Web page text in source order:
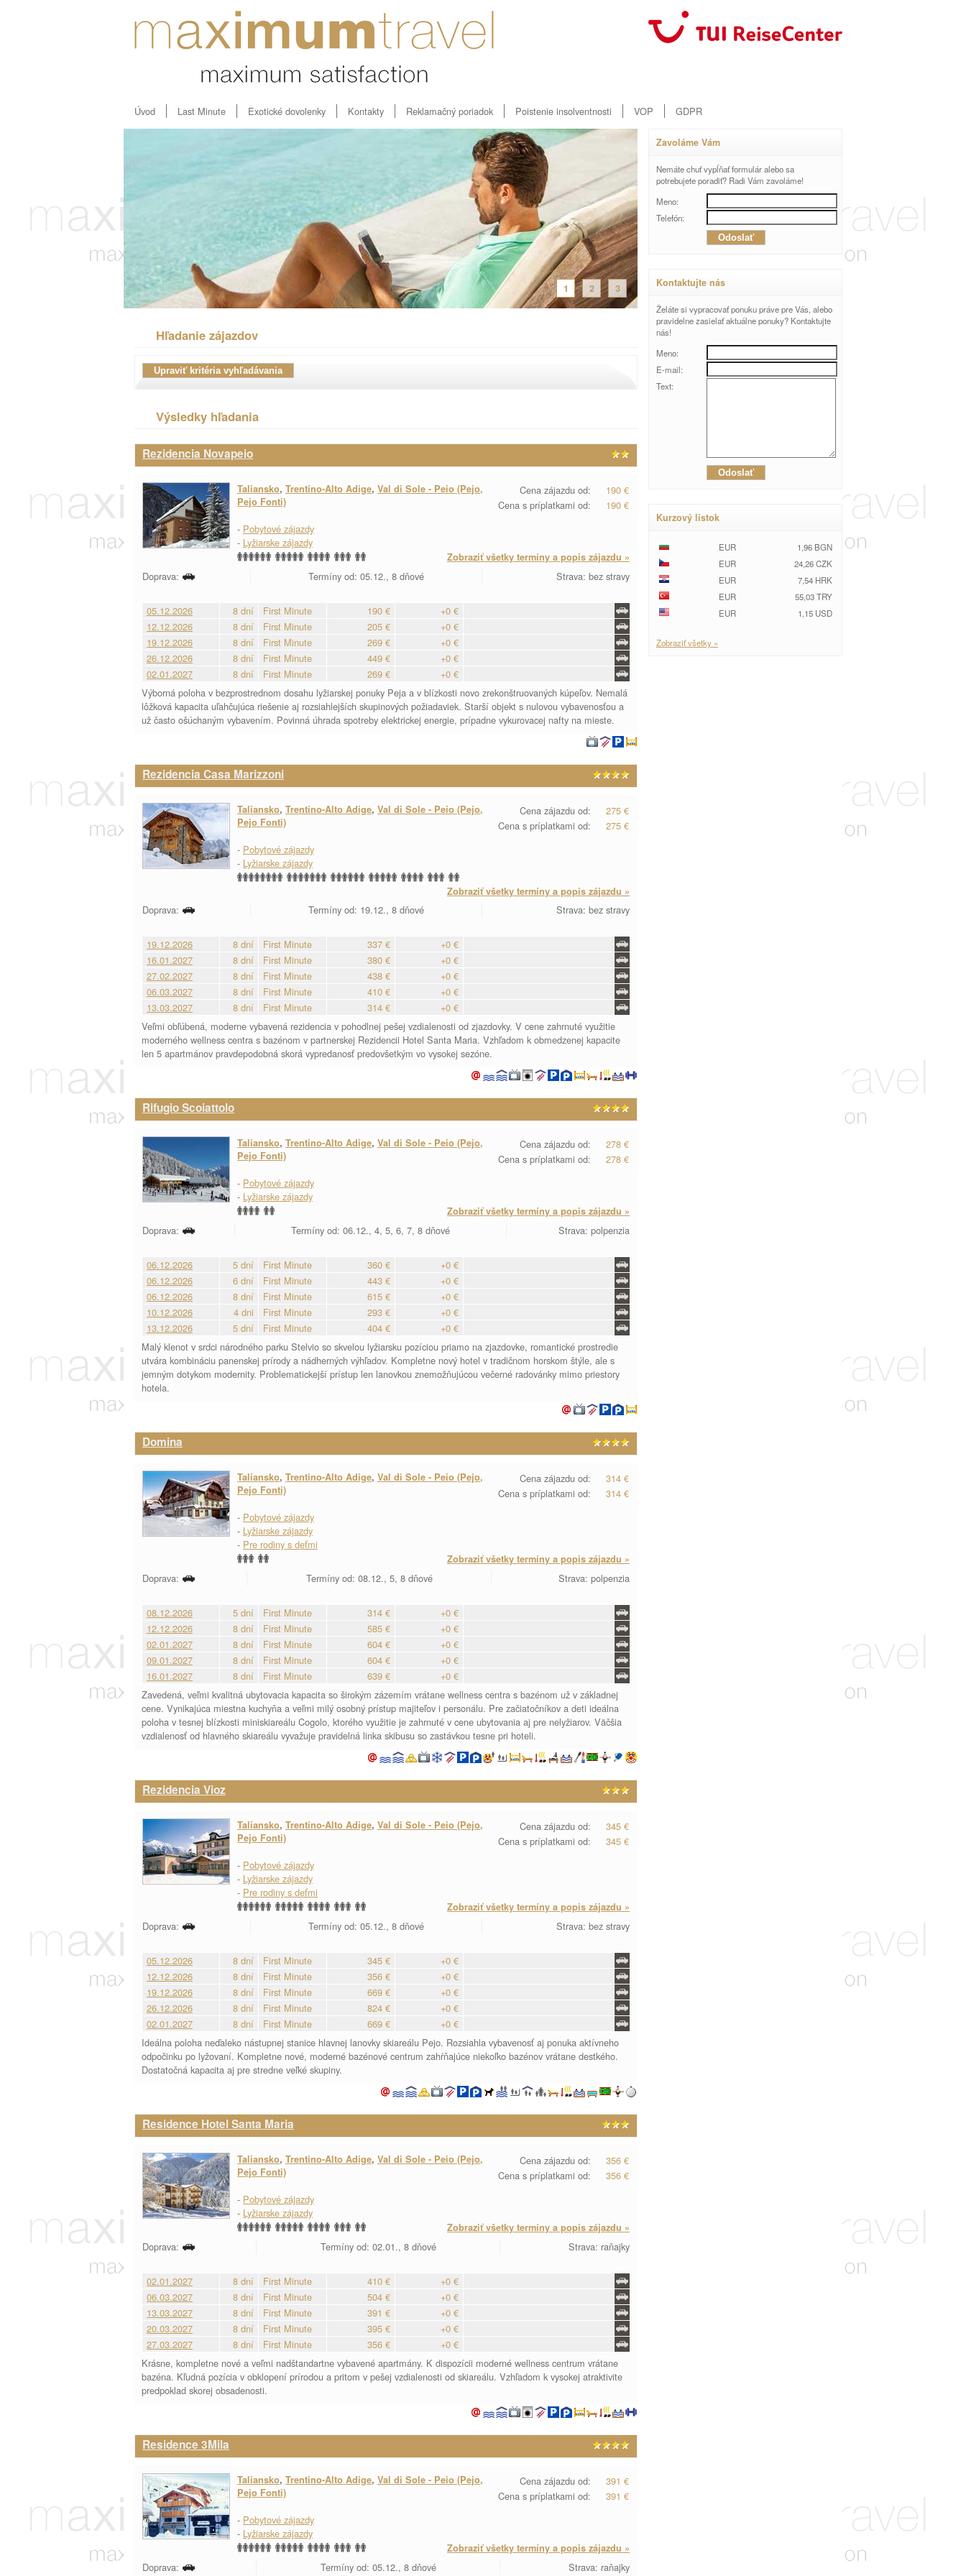
Úvod Last Minute Exotické dovolenky Kontakty Reklamačný poriadok Poistenie insolventnosti VOP GDPR
1 2 3
Hľadanie zájazdov
Výsledky hľadania
Rezidencia Novapeio
Cena zájazdu od:
190 €
Cena s príplatkami od:
190 €
Taliansko, Trentino-Alto Adige, Val di Sole - Peio (Pejo,
Pejo Fonti)
- Pobytové zájazdy
- Lyžiarske zájazdy
Zobraziť všetky termíny a popis zájazdu »
Doprava: Termíny od: 05.12., 8 dňové Strava: bez stravy
05.12.2026 8 dní First Minute 190 €
+0 €
12.12.2026
8 dní First Minute 205 €
+0 €
19.12.2026
8 dní First Minute 269 €
+0 €
26.12.2026
8 dní First Minute 449 €
+0 €
02.01.2027
8 dní First Minute 269 €
+0 €
Výborná poloha v bezprostrednom dosahu lyžiarskej ponuky Peja a v blízkosti novo zrekonštruovaných kúpeľov. Nemalá
lôžková kapacita uľahčujúca riešenie aj rozsiahlejších skupinových požiadaviek. Starší objekt s nulovou vybavenosťou a
už často ošúchaným vybavením. Povinná úhrada spotreby elektrickej energie, prípadne vykurovacej nafty na mieste.
Rezidencia Casa Marizzoni
Cena zájazdu od:
275 €
Cena s príplatkami od:
275 €
Taliansko, Trentino-Alto Adige, Val di Sole - Peio (Pejo,
Pejo Fonti)
- Pobytové zájazdy
- Lyžiarske zájazdy
Zobraziť všetky termíny a popis zájazdu »
Doprava: Termíny od: 19.12., 8 dňové Strava: bez stravy
19.12.2026 8 dní First Minute 337 €
+0 €
16.01.2027
8 dní First Minute 380 €
+0 €
27.02.2027
8 dní First Minute 438 €
+0 €
06.03.2027
8 dní First Minute 410 €
+0 €
13.03.2027
8 dní First Minute 314 €
+0 €
Veľmi obľúbená, moderne vybavená rezidencia v pohodlnej pešej vzdialenosti od zjazdovky. V cene zahrnuté využitie
moderného wellness centra s bazénom v partnerskej Rezidencii Hotel Santa Maria. Vzhľadom k obmedzenej kapacite
len 5 apartmánov pravdepodobná skorá vypredanosť predovšetkým vo vysokej sezóne.
Rifugio Scoiattolo
Cena zájazdu od:
278 €
Cena s príplatkami od:
278 €
Taliansko, Trentino-Alto Adige, Val di Sole - Peio (Pejo,
Pejo Fonti)
- Pobytové zájazdy
- Lyžiarske zájazdy
Zobraziť všetky termíny a popis zájazdu »
Doprava: Termíny od: 06.12., 4, 5, 6, 7, 8 dňové Strava: polpenzia
06.12.2026 5 dní First Minute 360 €
+0 €
06.12.2026
6 dní First Minute 443 €
+0 €
06.12.2026
8 dní First Minute 615 €
+0 €
10.12.2026
4 dni First Minute 293 €
+0 €
13.12.2026
5 dní First Minute 404 €
+0 €
Malý klenot v srdci národného parku Stelvio so skvelou lyžiarsku pozíciou priamo na zjazdovke, romantické prostredie
utvára kombináciu panenskej prírody a nádherných výhľadov. Kompletne nový hotel v tradičnom horskom štýle, ale s
jemným dotykom modernity. Problematickejší prístup len lanovkou znemožňujúcou večerné radovánky mimo priestory
hotela.
Domina
Cena zájazdu od:
314 €
Cena s príplatkami od:
314 €
Taliansko, Trentino-Alto Adige, Val di Sole - Peio (Pejo,
Pejo Fonti)
- Pobytové zájazdy
- Lyžiarske zájazdy
- Pre rodiny s deťmi
Zobraziť všetky termíny a popis zájazdu »
Doprava: Termíny od: 08.12., 5, 8 dňové Strava: polpenzia
08.12.2026 5 dní First Minute 314 €
+0 €
12.12.2026
8 dní First Minute 585 €
+0 €
02.01.2027
8 dní First Minute 604 €
+0 €
09.01.2027
8 dní First Minute 604 €
+0 €
16.01.2027
8 dní First Minute 639 €
+0 €
Zavedená, veľmi kvalitná ubytovacia kapacita so širokým zázemím vrátane wellness centra s bazénom už v základnej
cene. Vynikajúca miestna kuchyňa a veľmi milý osobný prístup majiteľov i personálu. Pre začiatočníkov a deti ideálna
poloha v tesnej blízkosti miniskiareálu Cogolo, ktorého využitie je zahrnuté v cene ubytovania aj pre nelyžiarov. Väčšia
vzdialenosť od hlavného skiareálu vyvažuje pravidelná linka skibusu so zastávkou tesne pri hoteli.
Rezidencia Vioz
Cena zájazdu od:
345 €
Cena s príplatkami od:
345 €
Taliansko, Trentino-Alto Adige, Val di Sole - Peio (Pejo,
Pejo Fonti)
- Pobytové zájazdy
- Lyžiarske zájazdy
- Pre rodiny s deťmi
Zobraziť všetky termíny a popis zájazdu »
Doprava: Termíny od: 05.12., 8 dňové Strava: bez stravy
05.12.2026 8 dní First Minute 345 €
+0 €
12.12.2026
8 dní First Minute 356 €
+0 €
19.12.2026
8 dní First Minute 669 €
+0 €
26.12.2026
8 dní First Minute 824 €
+0 €
02.01.2027
8 dní First Minute 669 €
+0 €
Ideálna poloha neďaleko nástupnej stanice hlavnej lanovky skiareálu Pejo. Rozsiahla vybavenosť aj ponuka aktívneho
odpočinku po lyžovaní. Kompletne nové, moderné bazénové centrum zahŕňajúce niekoľko bazénov vrátane destkého.
Dostatočná kapacita aj pre stredne veľké skupiny.
Residence Hotel Santa Maria
Cena zájazdu od:
356 €
Cena s príplatkami od:
356 €
Taliansko, Trentino-Alto Adige, Val di Sole - Peio (Pejo,
Pejo Fonti)
- Pobytové zájazdy
- Lyžiarske zájazdy
Zobraziť všetky termíny a popis zájazdu »
Doprava: Termíny od: 02.01., 8 dňové Strava: raňajky
02.01.2027 8 dní First Minute 410 €
+0 €
06.03.2027
8 dní First Minute 504 €
+0 €
13.03.2027
8 dní First Minute 391 €
+0 €
20.03.2027
8 dní First Minute 395 €
+0 €
27.03.2027
8 dní First Minute 356 €
+0 €
Krásne, kompletne nové a veľmi nadštandartne vybavené apartmány. K dispozícii moderné wellness centrum vrátane
bazéna. Kľudná pozícia v obklopení prírodou a pritom v pešej vzdialenosti od skiareálu. Vzhľadom k vysokej atraktivite
predpoklad skorej obsadenosti.
Residence 3Mila
Cena zájazdu od:
391 €
Cena s príplatkami od:
391 €
Taliansko, Trentino-Alto Adige, Val di Sole - Peio (Pejo,
Pejo Fonti)
- Pobytové zájazdy
- Lyžiarske zájazdy
Zobraziť všetky termíny a popis zájazdu »
Doprava: Termíny od: 05.12., 8 dňové Strava: raňajky
Zavoláme Vám
Nemáte chuť vypĺňať formulár alebo sa
potrebujete poradiť? Radi Vám zavoláme!
Meno:
Telefón:
Kontaktujte nás
Želáte si vypracovať ponuku práve pre Vás, alebo
pravidelne zasielať aktuálne ponuky? Kontaktujte
nás!
Meno:
E-mail:
Text:
Kurzový lístok
EUR
1,96 BGN
EUR
24,26 CZK
EUR
7,54 HRK
EUR
55,03 TRY
EUR
1,15 USD
Zobraziť všetky »